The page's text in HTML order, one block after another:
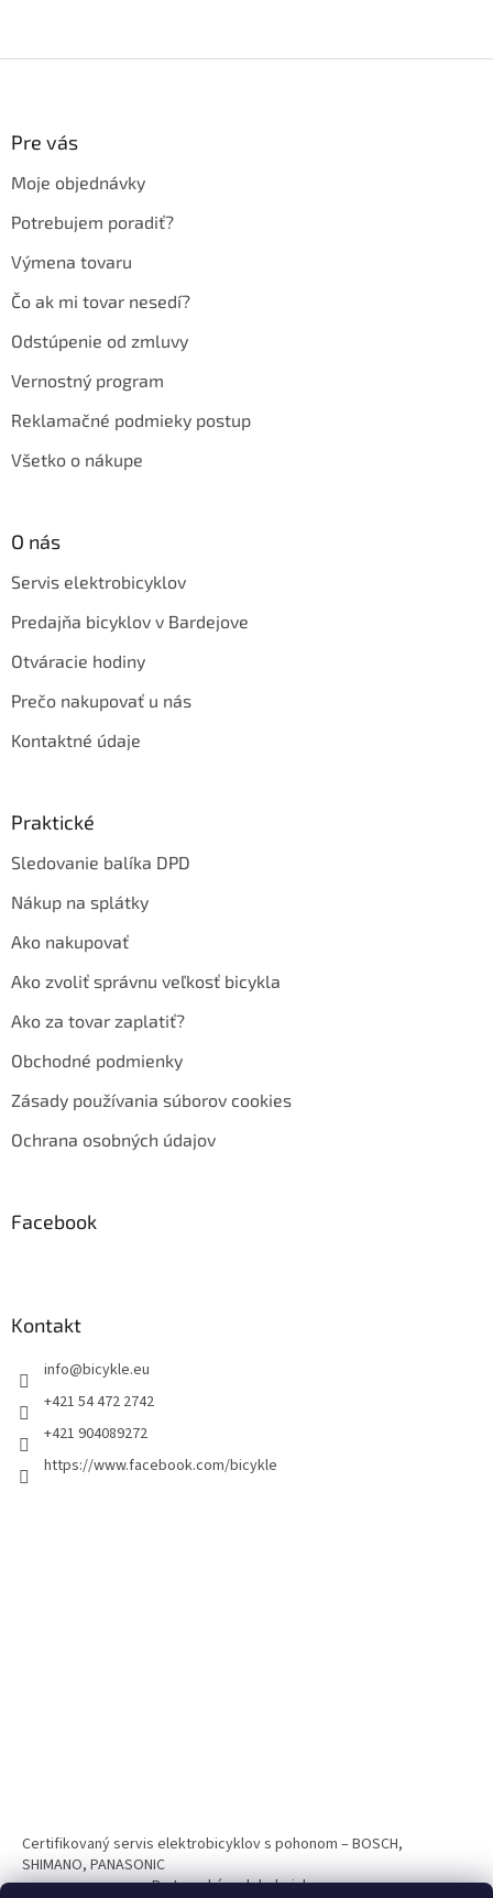
Pre vás
Moje objednávky
Potrebujem poradiť?
Výmena tovaru
Čo ak mi tovar nesedí?
Odstúpenie od zmluvy
Vernostný program
Reklamačné podmieky postup
Všetko o nákupe
O nás
Servis elektrobicyklov
Predajňa bicyklov v Bardejove
Otváracie hodiny
Prečo nakupovať u nás
Kontaktné údaje
Praktické
Sledovanie balíka DPD
Nákup na splátky
Ako nakupovať
Ako zvoliť správnu veľkosť bicykla
Ako za tovar zaplatiť?
Obchodné podmienky
Zásady používania súborov cookies
Ochrana osobných údajov
Facebook
Kontakt
info@bicykle.eu
+421 54 472 2742
+421 904089272
https://www.facebook.com/bicykle
Certifikovaný servis elektrobicyklov s pohonom – BOSCH,
SHIMANO, PANASONIC
Partnerský web hokejshop.eu